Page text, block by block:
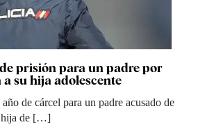
prisión para un padre por
su hija adolescente
de cárcel para un padre acusado de
hija de […]